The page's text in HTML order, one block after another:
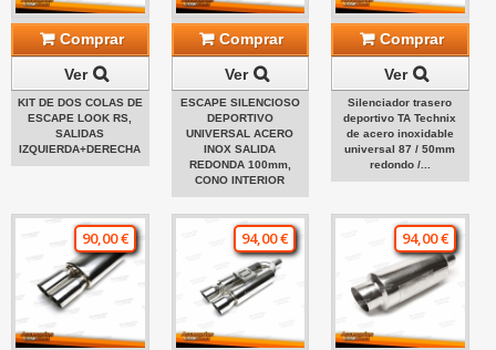
Comprar
Ver
KIT DE DOS COLAS DE
ESCAPE LOOK RS,
SALIDAS
IZQUIERDA+DERECHA
Comprar
Ver
ESCAPE SILENCIOSO
DEPORTIVO
UNIVERSAL ACERO
INOX SALIDA
REDONDA 100mm,
CONO INTERIOR
Comprar
Ver
Silenciador trasero
deportivo TA Technix
de acero inoxidable
universal 87 / 50mm
redondo /...
90,00 € 94,00 € 94,00 €